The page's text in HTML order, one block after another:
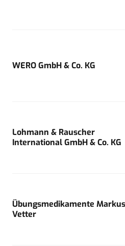
WERO GmbH & Co. KG
Lohmann & Rauscher
International GmbH & Co. KG
Übungsmedikamente Markus
Vetter